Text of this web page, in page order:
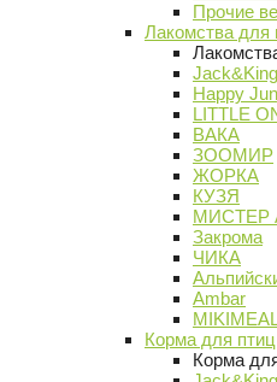
Прочие
Лакомства для
Jack&King
Happy
LITTLE
ВАКА
ЗООМИР
ЖОРКА
КУЗЯ
МИСТЕР
Закрома
ЧИКА
Ambar
Корма для птиц
Корма